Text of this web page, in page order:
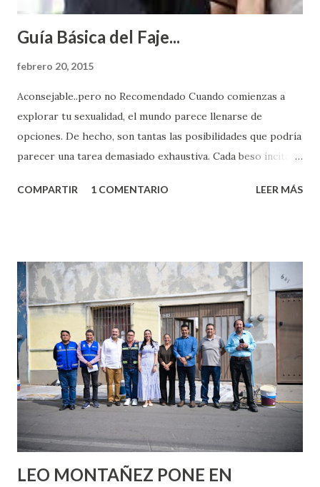
Guía Básica del Faje...
febrero 20, 2015
Aconsejable..pero no Recomendado Cuando comienzas a
explorar tu sexualidad, el mundo parece llenarse de
opciones. De hecho, son tantas las posibilidades que podría
parecer una tarea demasiado exhaustiva. Cada beso incita
partes de ti que jamás hubieras imaginado. El problema es
conoces ni la mitad de lo que deberías saber. Pero incluso
quienes ya han tenido relaciones sexuales no son expertos
o expertas en el tema. Siempre hay algo nuevo que
aprender y nuevas experiencias que conocer. Si eres una
chica y aún no has tenido relaciones sexuales, tal vez
pienses que el sexo será increíble y no puedas esperar para
experimentarlo, pero como cualquier persona con
experiencia te dirá, siempre es mejor cuando ambas partes
son suficientemen...
COMPARTIR 1 COMENTARIO LEER MÁS
LEO MONTAÑEZ PONE EN